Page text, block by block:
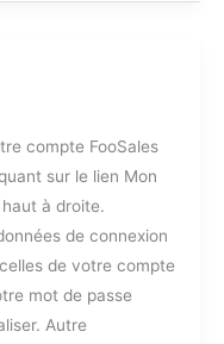
compte FooSales
sur le lien Mon
à droite.
de connexion
de votre compte
mot de passe
Autre